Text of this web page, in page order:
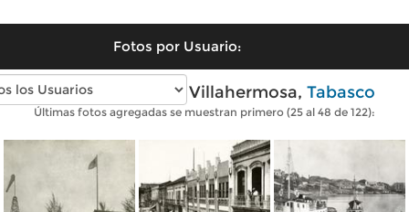
Fotos por Usuario:
Fotos antiguas de Villahermosa, Tabasco
Últimas fotos agregadas se muestran primero (25 al 48 de 122):